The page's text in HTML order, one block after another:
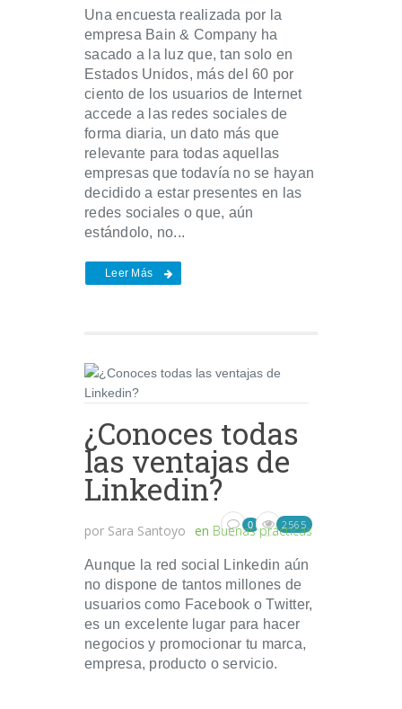
Una encuesta realizada por la
empresa Bain & Company ha
sacado a la luz que, tan solo en
Estados Unidos, más del 60 por
ciento de los usuarios de Internet
accede a las redes sociales de
forma diaria, un dato más que
relevante para todas aquellas
empresas que todavía no se hayan
decidido a estar presentes en las
redes sociales o que, aún
estándolo, no...
Leer Más
¿Conoces todas
las ventajas de
Linkedin?
por Sara Santoyo en Buenas prácticas
0 2565
Aunque la red social Linkedin aún
no dispone de tantos millones de
usuarios como Facebook o Twitter,
es un excelente lugar para hacer
negocios y promocionar tu marca,
empresa, producto o servicio.